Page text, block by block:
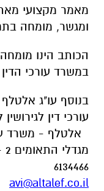
מאמר מקצועי
ומגשר, מומחה
הכותב הינו
במשרד עורכי
בנוסף עו"ג
עורכי דין
אלטלף - משרד
6134466
avi@altalef.co.il